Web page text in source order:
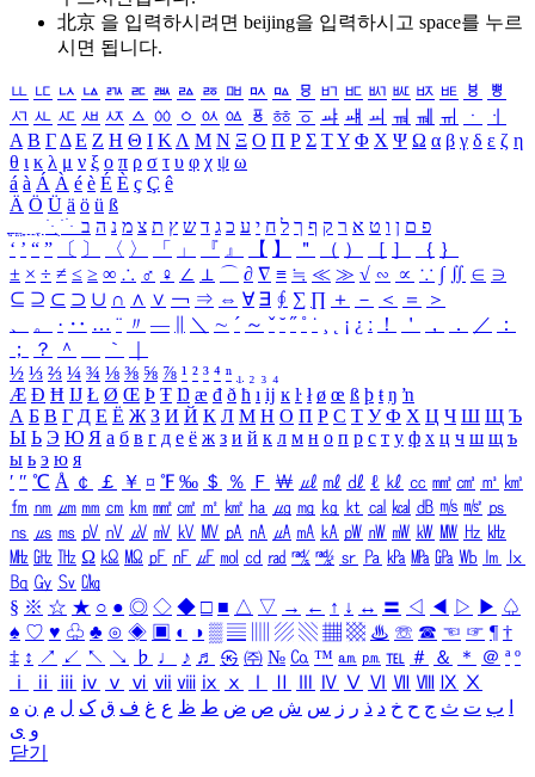
北京 을 입력하시려면 beijing을 입력하시고 space를 누르
시면 됩니다.
ㅥ ㅦ ㅧ ㅨ ㅩ ㅪ ㅫ ㅬ ㅭ ㅮ ㅯ ㅰ ㅱ ㅲ ㅳ ㅴ ㅵ ㅶ ㅷ ㅸ
ㅹ
ㅺ ㅻ ㅼ ㅽ ㅾ ㅿ ㆀ ㆁ ㆂ ㆃ ㆄ ㆅ ㆆ ㆇ ㆈ ㆉ ㆊ ㆋ ㆌ ㆍ
ㆎ
Α Β ΓΔ Ε Ζ Η Θ Ι ΚΛ Μ Ν Ξ Ο Π Ρ Σ ΤΥ Φ Χ Ψ Ω α β γ δ ε ζ η
θ ι κ λ μ ν ξ ο π ρ σ τ υ φ χ ψ ω
á à Á À é è É È ç Ç ê
Ä Ö Ü ä ö ü ß
ִֶֹ ֻּ ׁׂ פ ם ן ו ט א ר ק ף ך ל ח י ע כ ג ד ש ץ ת צ מ נ ה ב
‘ ’ “ ” 〔 〕 〈 〉 「 」 『 』 【 】 ＂ （ ） ［ ］ ｛ ｝
± × ÷ ≠ ≤ ≥ ∞ ∴ ♂ ♀ ∠ ⊥ ⌒ ∂ ∇ ≡ ≒ ≪ ≫ √ ∽ ∝ ∵ ∫ ∬ ∈ ∋
⊆ ⊇ ⊂ ⊃ ∪ ∩ ∧ ∨ ￢ ⇒ ⇔ ∀ ∃ ∮ ∑ ∏ ＋ － ＜ ＝
＞
、
。 · ‥ … ¨ 〃 ― ＼ ∼ ´ ～ ˇ ˘ ˝ ˚ ˙ ¸ ¡ ¿ ː ！ ＇ ， ． ／
：
；
？ ＾ ｀
½ ⅓ ⅔ ¼ ¾ ⅛ ⅜ ⅝ ⅞ ¹ ² ³ ⁴ ⁿ ₁ ₂ ₃ ₄
Æ Ð Ħ Ĳ Ł Ø Œ Þ Ŧ Ŋ æ đ ð ħ ı ĳ ĸ ŀ ł ø œ ß þ ŧ ŋ ŉ
А Б В Г Д Е Ё Ж З И Й К Л М Н О П Р С Т У Ф Х Ц Ч Ш Щ Ъ
Ы Ь Э Ю Я а б в г д е ё ж з и й к л м н о п р с т у ф х ц ч ш щ ъ
ы ь э ю я
′ ″ ℃ Å ￠ ￡ ￥ ¤ ℉ ‰ ＄ ％ Ｆ ￦ ㎕ ㎖ ㎗ ℓ ㎘ ㏄ ㎣ ㎤ ㎥ ㎦
㎙ ㎚ ㎛ ㎜ ㎝ ㎞ ㎟ ㎠ ㎡ ㎢ ㏊ ㎍ ㎎ ㎏ ㏏ ㎈ ㎉ ㏈ ㎧ ㎨ ㎰
㎱ ㎲ ㎳ ㎴ ㎵ ㎶ ㎷ ㎸ ㎹ ㎀ ㎁ ㎂ ㎃ ㎄ ㎺ ㎻ ㎽ ㎾ ㎿ ㎐ ㎑
㎒ ㎓ ㎔ Ω ㏀ ㏁ ㎊ ㎋ ㎌ ㏖ ㏅ ㎭ ㎮ ㎯ ㏛ ㎩ ㎪ ㎫ ㎬ ㏝ ㏐
㏓
㏃ ㏉ ㏜ ㏆
§ ※ ☆ ★ ○ ● ◎ ◇ ◆ □ ■ △ ▽ → ← ↑ ↓ ↔ 〓 ◁ ◀ ▷ ▶ ♤
♠ ♡ ♥ ♧ ♣ ⊙ ◈ ▣ ◐ ◑ ▒ ▤ ▨ ▧ ▦ ▩ ♨ ☏ ☎ ☜ ☞ ¶ †
‡ ↕ ↗ ↙ ↖ ↘ ♭ ♩ ♪ ♬ ㉿ ㈜ № ㏇ ™ ㏂ ㏘ ℡ ＃ ＆ ＊ ＠ ª º
ⅰ
ⅱ ⅲ ⅳ ⅴ ⅵ ⅶ ⅷ ⅸ ⅹ Ⅳ Ⅴ Ⅵ Ⅶ Ⅷ Ⅸ Ⅹ
ب ت ث ج ح خ د ذ ر ز س ش ص ض ط ظ ع غ ف ق ک ل م ن ه
و ی
닫기